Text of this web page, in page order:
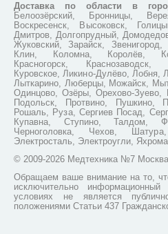
Доставка по области в
Белоозёрский, Бронницы,
Воскресенск, Высоковск,
Дмитров, Долгопрудный,
Жуковский, Зарайск,
Клин, Коломна, Королёв,
Красногорск, Краснозаводск,
Куровское, Ликино-Дулёво, Лобня,
Лыткарино, Люберцы, Можайск,
Одинцово, Озёры, Орехово-Зуево,
Подольск, Протвино, Пушкино,
Рошаль, Руза, Сергиев Посад,
Купавна, Ступино, Талдом,
Черноголовка, Чехов,
Электросталь, Электроугли,
© 2009-2026 Медтехника №7
Обращаем ваше внимание на то,
исключительно
условиях не является
положениями Статьи 437